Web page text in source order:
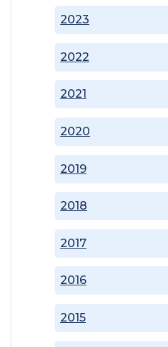
2015
2016
2017
2018
2019
2020
2021
2022
2023